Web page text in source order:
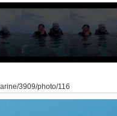
3909/photo/116